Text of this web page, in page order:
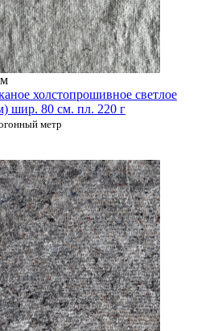
холстопрошивное светлое
шир. 80 см. пл. 220 г
метр